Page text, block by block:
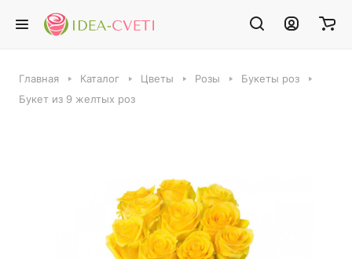
Главная Каталог Цветы Розы
Букеты роз
Букет из 9 желтых роз